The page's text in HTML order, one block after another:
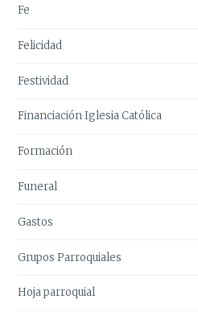
Fe
Felicidad
Festividad
Financiación Iglesia Católica
Formación
Funeral
Gastos
Grupos Parroquiales
Hoja parroquial